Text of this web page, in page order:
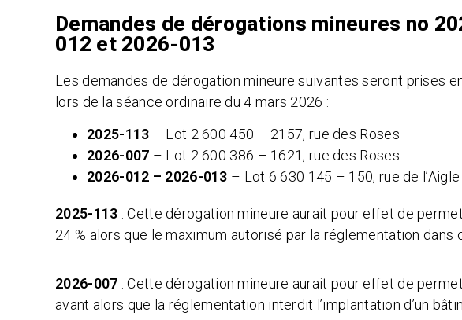
Demandes de dérogations mineures no
012 et 2026-013
Les demandes de dérogation mineure suivantes seront prises
lors de la séance ordinaire du 4 mars 2026 :
2025-113 – Lot 2 600 450 – 2157, rue des Roses
2026-007 – Lot 2 600 386 – 1621, rue des Roses
2026-012 – 2026-013 – Lot 6 630 145 – 150, rue de l’Aigle
2025-113 : Cette dérogation mineure aurait pour effet de
24 % alors que le maximum autorisé par la réglementation dans
2026-007 : Cette dérogation mineure aurait pour effet de
avant alors que la réglementation interdit l’implantation d’un